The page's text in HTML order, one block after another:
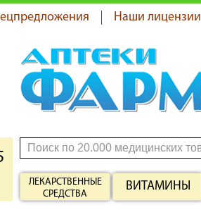
Наши лицензии
ЛЕКАРСТВЕННЫЕ
СРЕДСТВА
ВИТАМИНЫ